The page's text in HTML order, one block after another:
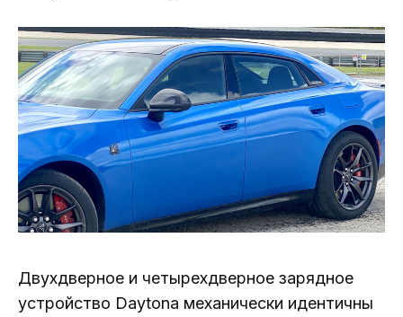
Двухдверное и четырехдверное зарядное
устройство Daytona механически идентичны